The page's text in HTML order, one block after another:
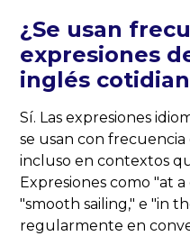
¿Se usan
expresiones
inglés
Sí. Las expresiones
se usan con
incluso en contextos
Expresiones como "at
"smooth sailing," e "in
regularmente en